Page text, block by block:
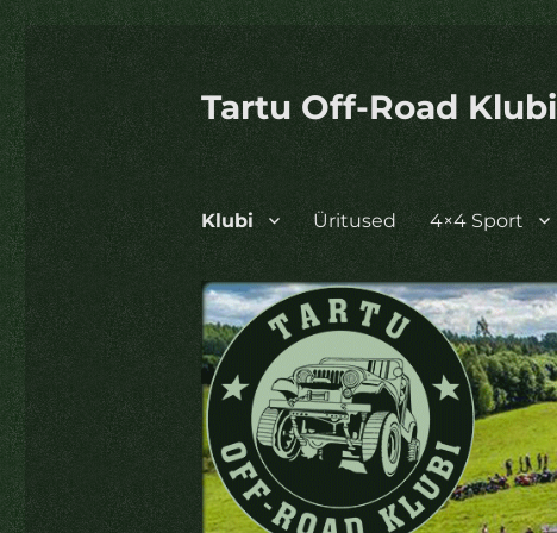
Tartu Off-Road Klubi
Klubi Üritused 4×4 Sport